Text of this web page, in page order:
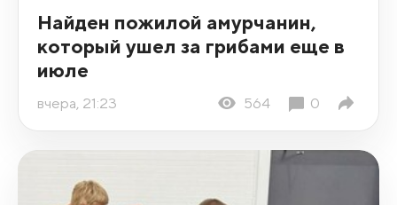
Найден пожилой амурчанин,
который ушел за грибами еще в
июле
вчера, 21:23 564 0